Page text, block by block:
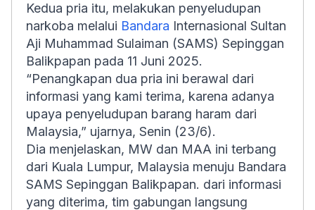
Kedua pria itu, melakukan penyeludupan
narkoba melalui Bandara Internasional Sultan
Aji Muhammad Sulaiman (SAMS) Sepinggan
Balikpapan pada 11 Juni 2025.
“Penangkapan dua pria ini berawal dari
informasi yang kami terima, karena adanya
upaya penyeludupan barang haram dari
Malaysia,” ujarnya, Senin (23/6).
Dia menjelaskan, MW dan MAA ini terbang
dari Kuala Lumpur, Malaysia menuju Bandara
SAMS Sepinggan Balikpapan. dari informasi
yang diterima, tim gabungan langsung